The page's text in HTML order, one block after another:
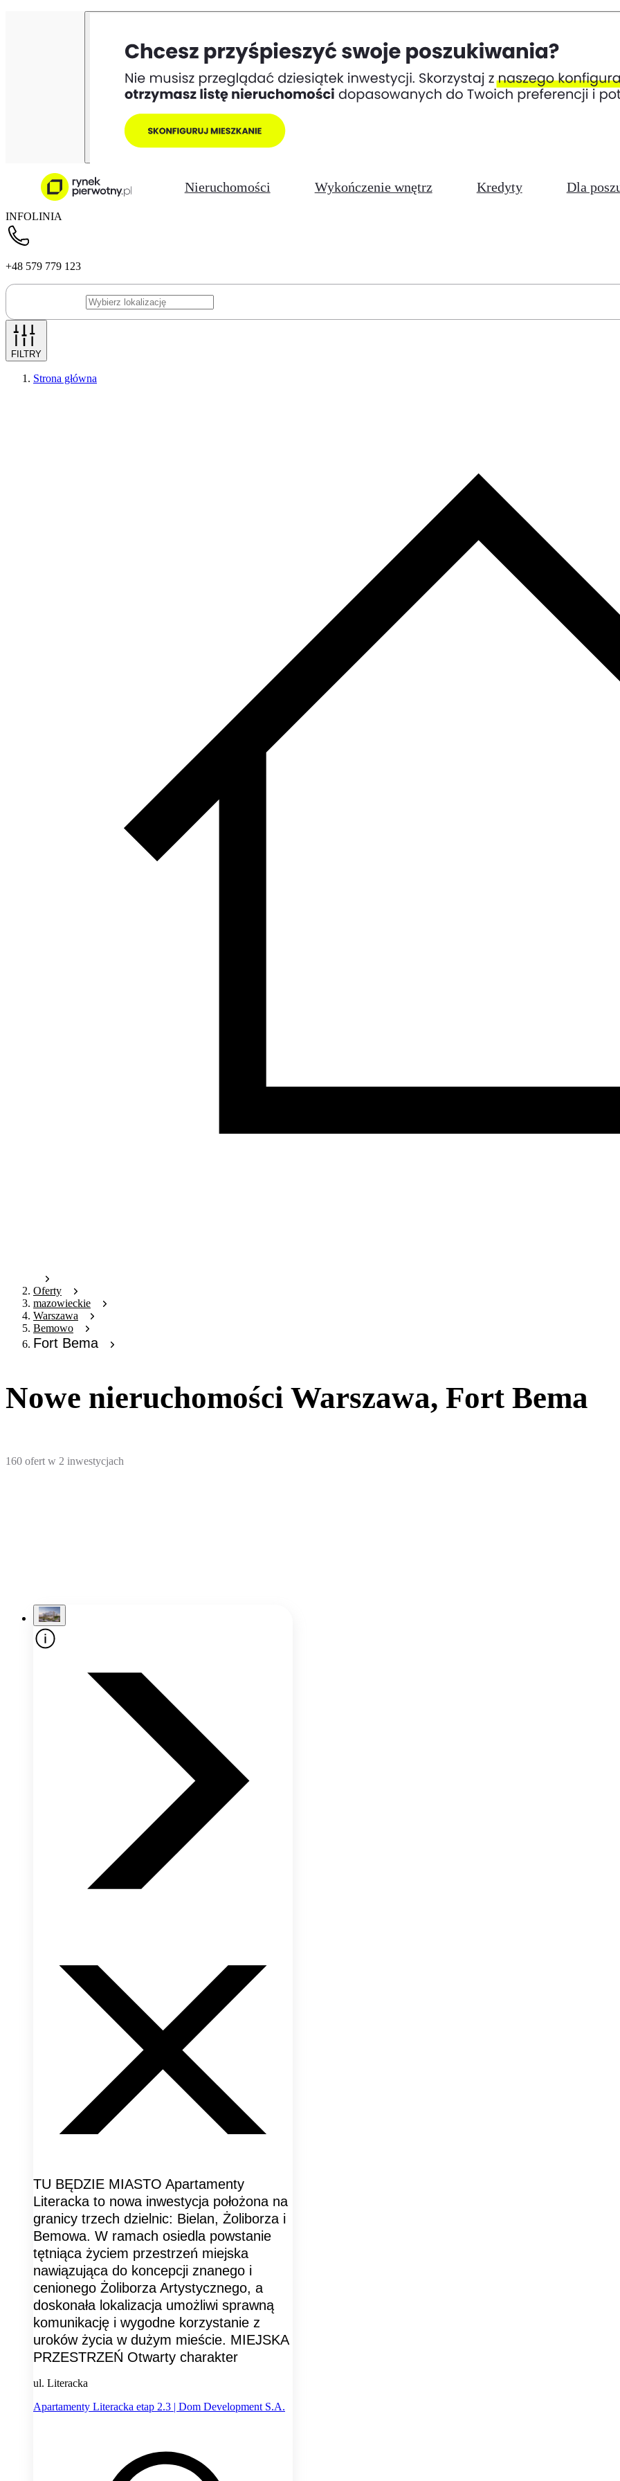
Nieruchomości Wykończenie wnętrz Kredyty Dla
INFOLINIA
+48 579 779 123
FILTRY
Strona główna
Oferty
mazowieckie
Warszawa
Bemowo
Fort Bema
Nowe nieruchomości Warszawa, Fort Bema
160 ofert w 2 inwestycjach
TU BĘDZIE MIASTO Apartamenty
Literacka to nowa inwestycja położona na
granicy trzech dzielnic: Bielan, Żoliborza i
Bemowa. W ramach osiedla powstanie
tętniąca życiem przestrzeń miejska
nawiązująca do koncepcji znanego i
cenionego Żoliborza Artystycznego, a
doskonała lokalizacja umożliwi sprawną
komunikację i wygodne korzystanie z
uroków życia w dużym mieście. MIEJSKA
PRZESTRZEŃ Otwarty charakter
ul. Literacka
Apartamenty Literacka etap 2.3 | Dom Development S.A.